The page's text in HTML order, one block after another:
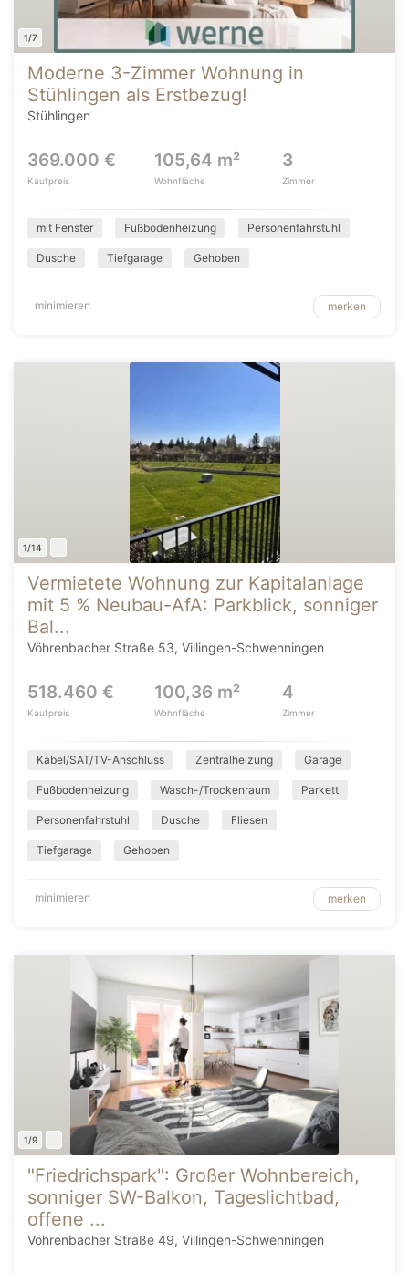
1/7
Moderne 3-Zimmer Wohnung in
Stühlingen als Erstbezug!
Stühlingen
369.000 €
Kaufpreis
105,64 m²
Wohnfläche
3
Zimmer
mit Fenster Fußbodenheizung Personenfahrstuhl
Dusche Tiefgarage Gehoben
minimieren merken
1/14
Vermietete Wohnung zur Kapitalanlage
mit 5 % Neubau-AfA: Parkblick, sonniger
Bal...
Vöhrenbacher Straße 53, Villingen-Schwenningen
518.460 €
Kaufpreis
100,36 m²
Wohnfläche
4
Zimmer
Kabel/SAT/TV-Anschluss Zentralheizung Garage
Fußbodenheizung Wasch-/Trockenraum Parkett
Personenfahrstuhl Dusche Fliesen
Tiefgarage Gehoben
minimieren merken
1/9
"Friedrichspark": Großer Wohnbereich,
sonniger SW-Balkon, Tageslichtbad,
offene ...
Vöhrenbacher Straße 49, Villingen-Schwenningen